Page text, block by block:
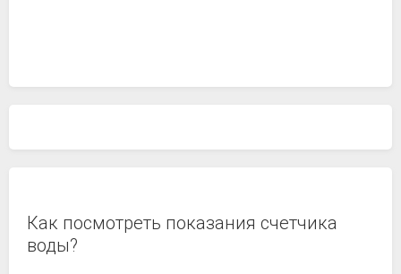
Как посмотреть показания счетчика
воды?